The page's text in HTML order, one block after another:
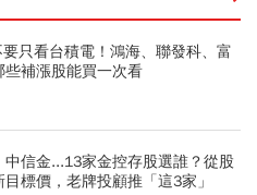
只看台積電！鴻海、聯發科、富
補漲股能買一次看
中信金...13家金控存股選誰？從股
標價，老牌投顧推「這3家」